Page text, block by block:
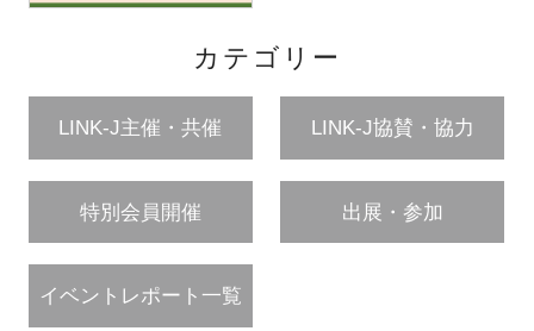
カテゴリー
LINK-J主催・共催 LINK-J協賛・協力
特別会員開催 出展・参加
イベントレポート一覧